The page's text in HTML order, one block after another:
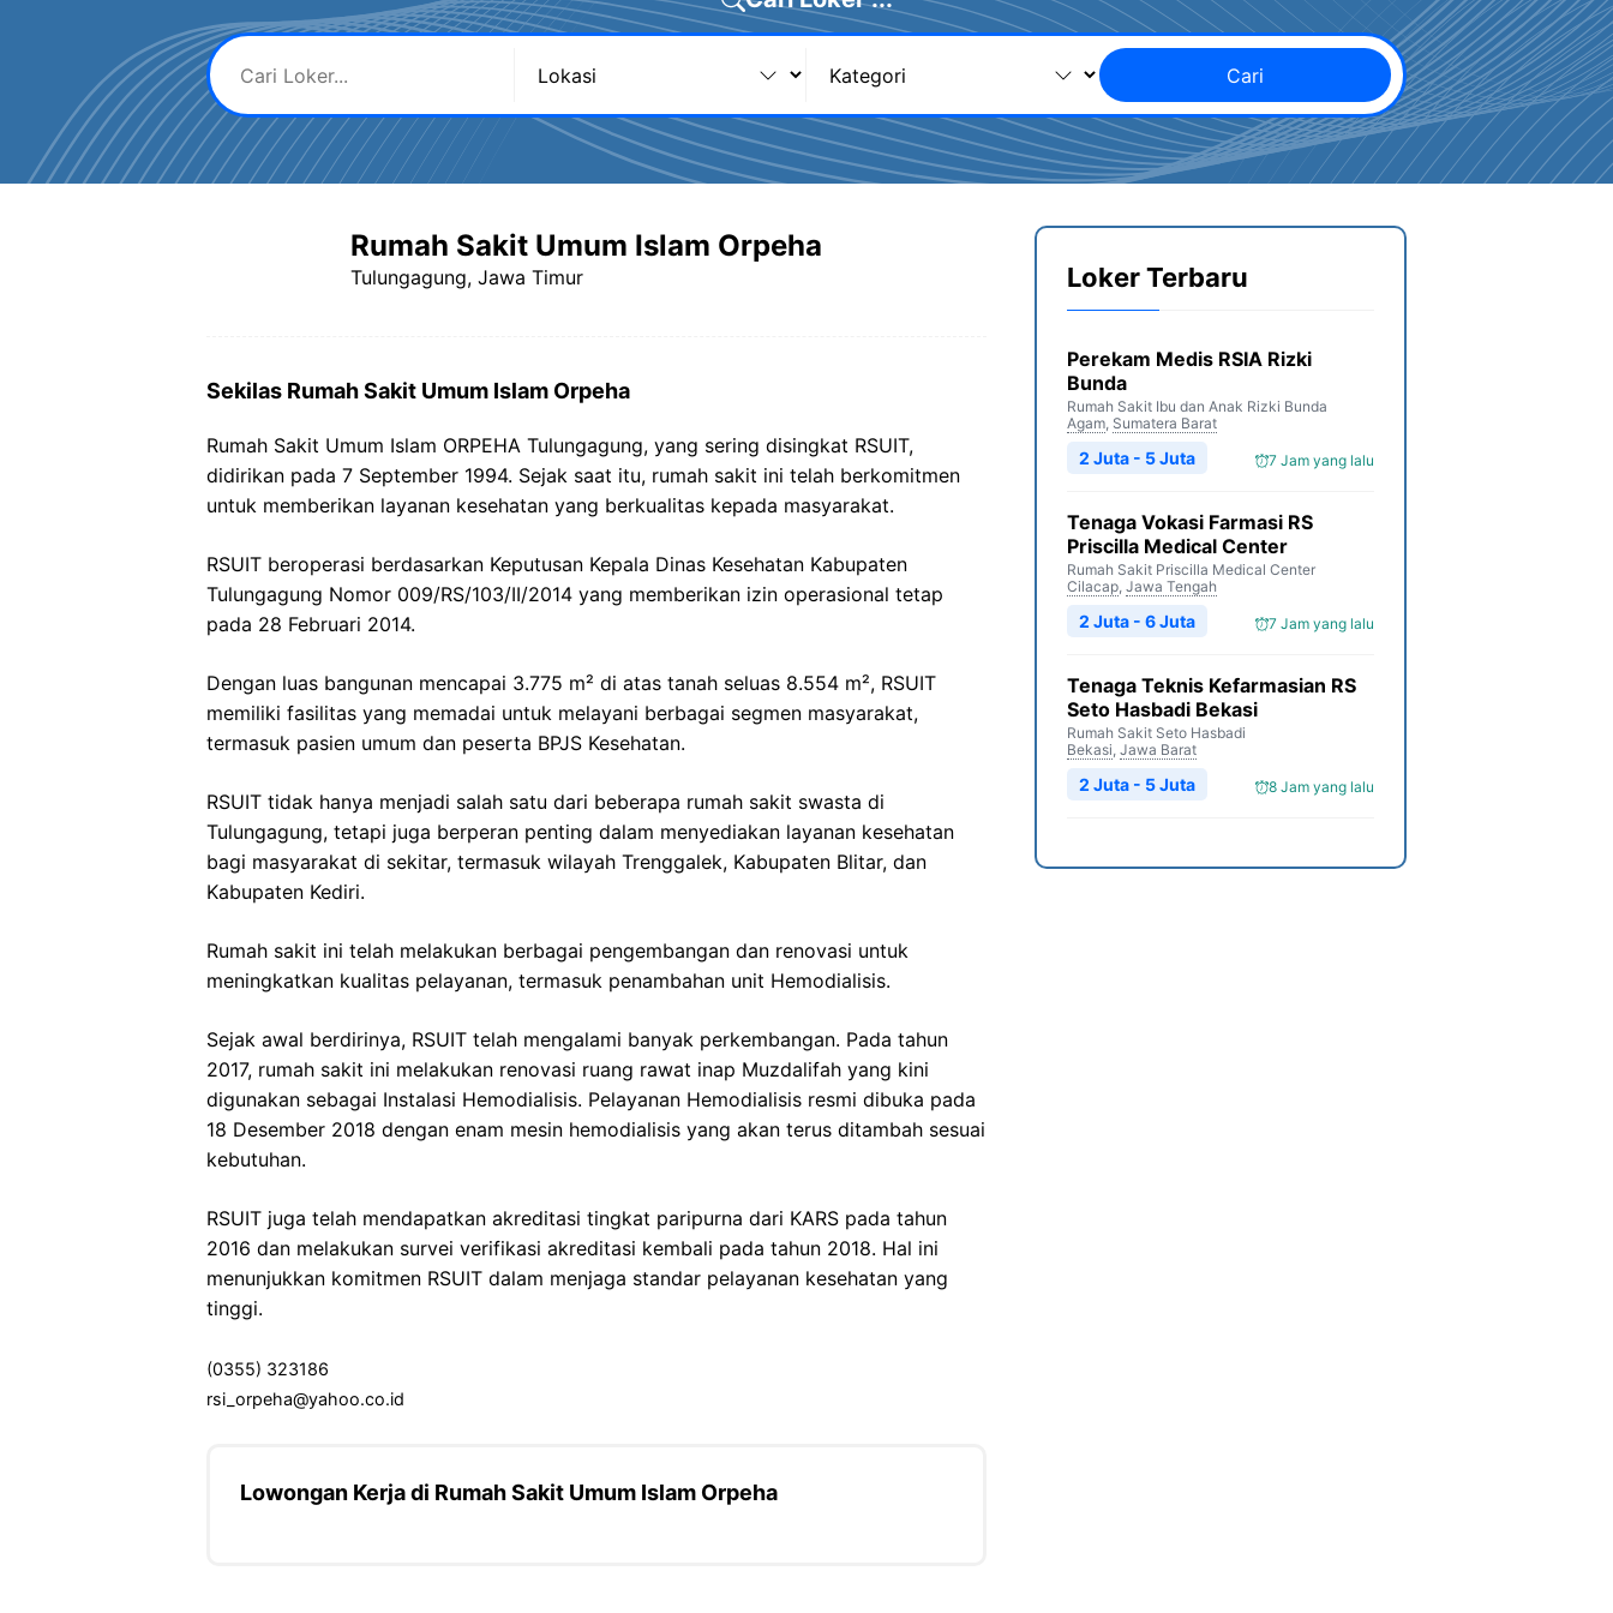
Cari
Rumah Sakit Umum Islam Orpeha
Tulungagung, Jawa Timur
Sekilas Rumah Sakit Umum Islam Orpeha
Rumah Sakit Umum Islam ORPEHA Tulungagung, yang sering disingkat RSUIT,
didirikan pada 7 September 1994. Sejak saat itu, rumah sakit ini telah berkomitmen
untuk memberikan layanan kesehatan yang berkualitas kepada masyarakat.
RSUIT beroperasi berdasarkan Keputusan Kepala Dinas Kesehatan Kabupaten
Tulungagung Nomor 009/RS/103/II/2014 yang memberikan izin operasional tetap
pada 28 Februari 2014.
Dengan luas bangunan mencapai 3.775 m² di atas tanah seluas 8.554 m², RSUIT
memiliki fasilitas yang memadai untuk melayani berbagai segmen masyarakat,
termasuk pasien umum dan peserta BPJS Kesehatan.
RSUIT tidak hanya menjadi salah satu dari beberapa rumah sakit swasta di
Tulungagung, tetapi juga berperan penting dalam menyediakan layanan kesehatan
bagi masyarakat di sekitar, termasuk wilayah Trenggalek, Kabupaten Blitar, dan
Kabupaten Kediri.
Rumah sakit ini telah melakukan berbagai pengembangan dan renovasi untuk
meningkatkan kualitas pelayanan, termasuk penambahan unit Hemodialisis.
Sejak awal berdirinya, RSUIT telah mengalami banyak perkembangan. Pada tahun
2017, rumah sakit ini melakukan renovasi ruang rawat inap Muzdalifah yang kini
digunakan sebagai Instalasi Hemodialisis. Pelayanan Hemodialisis resmi dibuka pada
18 Desember 2018 dengan enam mesin hemodialisis yang akan terus ditambah sesuai
kebutuhan.
RSUIT juga telah mendapatkan akreditasi tingkat paripurna dari KARS pada tahun
2016 dan melakukan survei verifikasi akreditasi kembali pada tahun 2018. Hal ini
menunjukkan komitmen RSUIT dalam menjaga standar pelayanan kesehatan yang
tinggi.
(0355) 323186
rsi_orpeha@yahoo.co.id
Lowongan Kerja di Rumah Sakit Umum Islam Orpeha
Loker Terbaru
Perekam Medis RSIA Rizki
Bunda
Rumah Sakit Ibu dan Anak Rizki Bunda
Agam, Sumatera Barat
7 Jam yang lalu
2 Juta - 5 Juta
Tenaga Vokasi Farmasi RS
Priscilla Medical Center
Rumah Sakit Priscilla Medical Center
Cilacap, Jawa Tengah
7 Jam yang lalu
2 Juta - 6 Juta
Tenaga Teknis Kefarmasian RS
Seto Hasbadi Bekasi
Rumah Sakit Seto Hasbadi
Bekasi, Jawa Barat
8 Jam yang lalu
2 Juta - 5 Juta